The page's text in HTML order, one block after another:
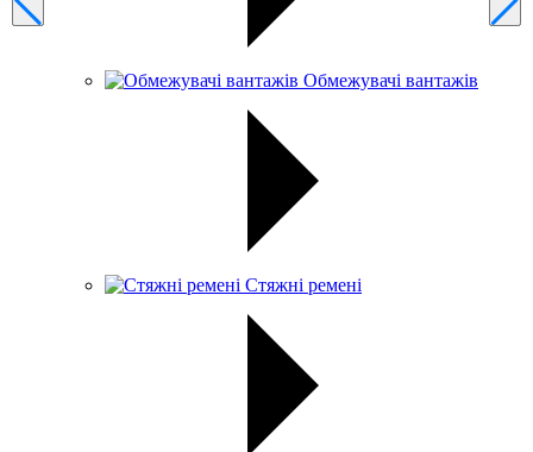
Обмежувачі вантажів
Стяжні ремені